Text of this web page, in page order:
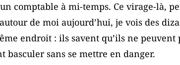
comptable à mi-temps. Ce virage-là,
de moi aujourd’hui, je vois des
endroit : ils savent qu’ils ne
basculer sans se mettre en danger.